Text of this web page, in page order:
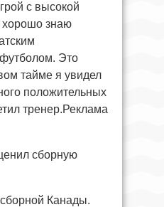
с высокой
хорошо знаю
Это
тайме я увидел
положительных
тренер.Реклама
сборную
Канады.